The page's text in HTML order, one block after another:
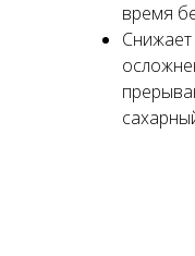
время